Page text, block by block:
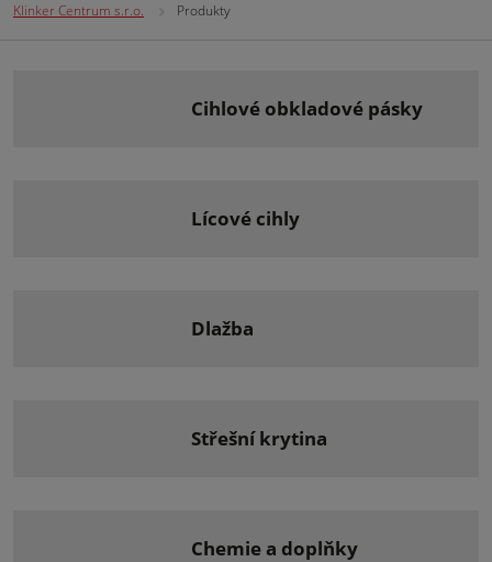
Klinker Centrum s.r.o. Produkty
cihlové obkladové pásky
lícové cihly
dlažba
střešní krytina
chemie a doplňky